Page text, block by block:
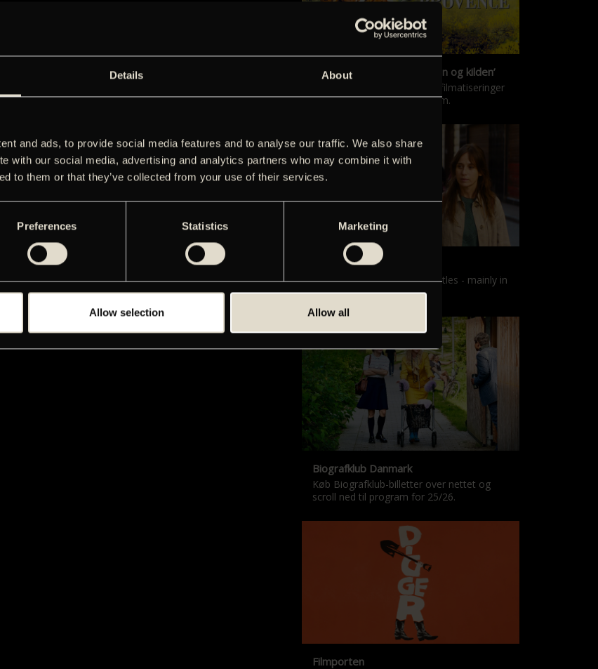
Details About
and ads, to provide social media features and to analyse our traffic. We also share
with our social media, advertising and analytics partners who may combine it with
to them or that they’ve collected from your use of their services.
Preferences Statistics Marketing
Allow selection Allow all
‘Kilden i Provence’ & ‘Manon og kilden’
De klassiske Marcel Pagnol-filmatiseringer
er tilbage i nyrestaureret form.
Films with English subtitles
Screenings with English subtitles - mainly in
our sister cinema, Gloria.
Biografklub Danmark
Køb Biografklub-billetter over nettet og
scroll ned til program for 25/26.
Filmporten